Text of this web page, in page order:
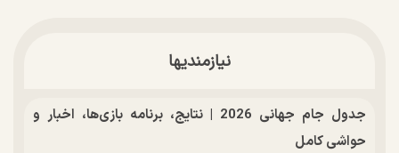
نیازمندیها
جدول جام جهانی 2026 | نتایج، برنامه بازی‌ها، اخبار و
حواشی کامل